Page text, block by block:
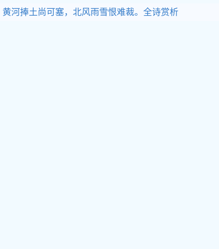
黄河捧土尚可塞，北风雨雪恨难裁。 全诗赏析